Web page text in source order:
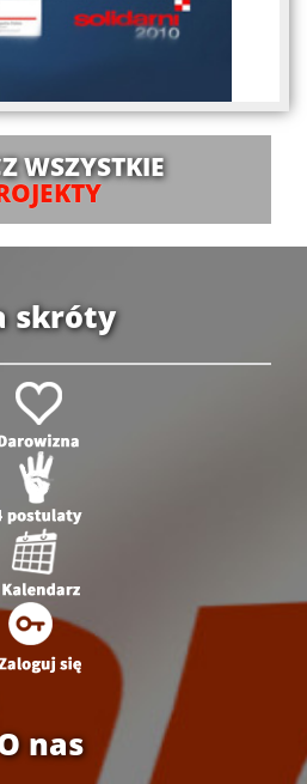
WSZYSTKIE
skróty
nas